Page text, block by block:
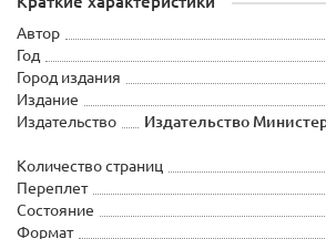
Автор
Год
Город издания
Издание
Издательство
Издательство
Количество страниц
Переплет
Состояние
Формат